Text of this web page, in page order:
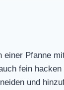
Pfanne
fein
und